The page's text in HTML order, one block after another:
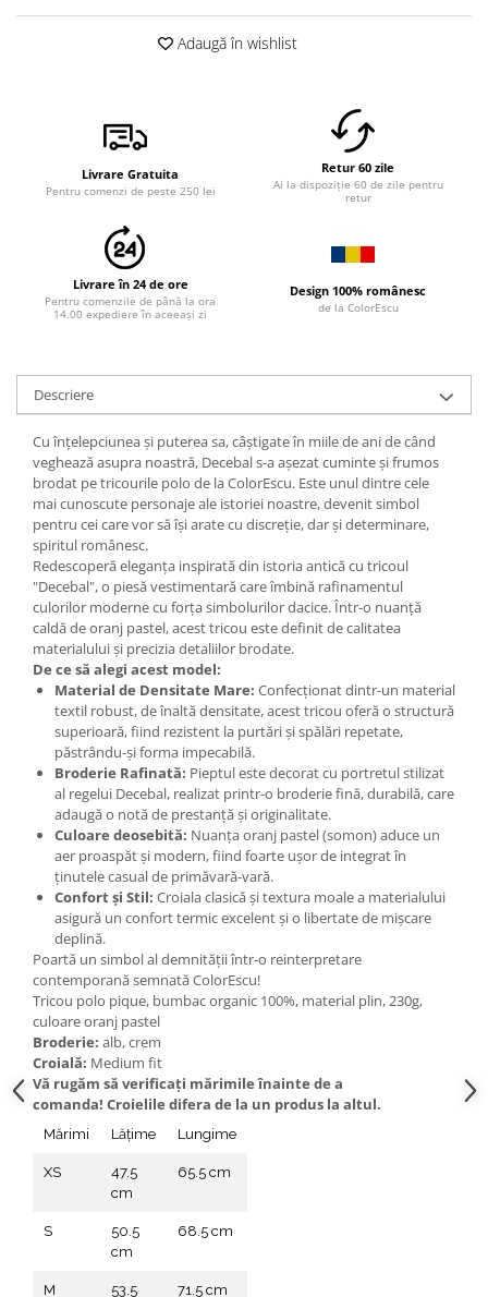
Adaugă în wishlist
Livrare Gratuita
Pentru comenzi de peste 250 lei
Retur 60 zile
Ai la dispoziție 60 de zile pentru
retur
Livrare în 24 de ore
Pentru comenzile de până la ora
14.00 expediere în aceeași zi
Design 100% românesc
de la ColorEscu
Descriere
Cu înțelepciunea și puterea sa, câștigate în miile de ani de când
veghează asupra noastră, Decebal s-a așezat cuminte și frumos
brodat pe tricourile polo de la ColorEscu. Este unul dintre cele
mai cunoscute personaje ale istoriei noastre, devenit simbol
pentru cei care vor să își arate cu discreție, dar și determinare,
spiritul românesc.
Redescoperă eleganța inspirată din istoria antică cu tricoul
"Decebal", o piesă vestimentară care îmbină rafinamentul
culorilor moderne cu forța simbolurilor dacice. Într-o nuanță
caldă de oranj pastel, acest tricou este definit de calitatea
materialului și precizia detaliilor brodate.
De ce să alegi acest model:
Material de Densitate Mare: Confecționat dintr-un material
textil robust, de înaltă densitate, acest tricou oferă o structură
superioară, fiind rezistent la purtări și spălări repetate,
păstrându-și forma impecabilă.
Broderie Rafinată: Pieptul este decorat cu portretul stilizat
al regelui Decebal, realizat printr-o broderie fină, durabilă, care
adaugă o notă de prestanță și originalitate.
Culoare deosebită: Nuanța oranj pastel (somon) aduce un
aer proaspăt și modern, fiind foarte ușor de integrat în
ținutele casual de primăvară-vară.
Confort și Stil: Croiala clasică și textura moale a materialului
asigură un confort termic excelent și o libertate de mișcare
deplină.
Poartă un simbol al demnității într-o reinterpretare
contemporană semnată ColorEscu!
Tricou polo pique, bumbac organic 100%, material plin, 230g,
culoare oranj pastel
Broderie: alb, crem
Croială: Medium fit
Vă rugăm să verificaţi mărimile înainte de a
comanda! Croielile difera de la un produs la altul.
Mărimi Lățime Lungime
XS
47.5
cm
65.5 cm
S
50.5
cm
68.5 cm
M 53.5 71.5 cm